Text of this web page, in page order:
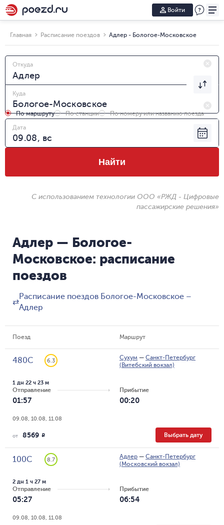
Войти
Главная Расписание поездов Адлер - Бологое-Московское
Откуда
Куда
По маршруту По станции
По номеру или названию поезда
Дата
Найти
С использованием технологии ООО «РЖД - Цифровые
пассажирские решения»
Адлер — Бологое-
Московское: расписание
поездов
⇄
Расписание поездов Бологое-Московское –
Адлер
Поезд Маршрут
480С 6.3 Сухум — Санкт-Петербург
(Витебский вокзал)
Отправление
01:57
1 дн 22 ч 23 м
Прибытие
00:20
09.08, 10.08, 11.08
от 8569 R Выбрать дату
100С 8.7 Адлер — Санкт-Петербург
(Московский вокзал)
Отправление
05:27
2 дн 1 ч 27 м
Прибытие
06:54
09.08, 10.08, 11.08